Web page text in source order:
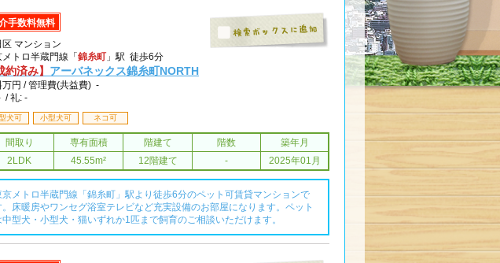
手数料無料
区 マンション
トロ半蔵門線「 錦糸町 」駅 徒歩6分
約済み】 アーバネックス錦糸町NORTH
万円 /管理費(共益費) -
/ 礼: -
犬可 小型犬可 ネコ可
間取り 専有面積 階建て 階数
築年月
2LDK
45.55m² 12階建て - 2025年01月
京メトロ半蔵門線「錦糸町」駅より徒歩6分のペット可賃貸マンションで
。床暖房やワンセグ浴室テレビなど充実設備のお部屋になります。ペット
中型犬・小型犬・猫いずれか1匹まで飼育のご相談いただけます。